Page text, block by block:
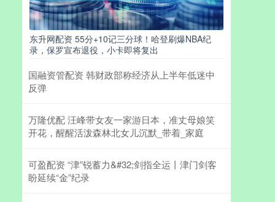
东升网配资 55分+10记三分球！哈登刷爆NBA纪
录，保罗宣布退役，小卡即将复出
国融资管配资 韩财政部称经济从上半年低迷中
反弹
万隆优配 汪峰带女友一家游日本，准丈母娘笑
开花，醒醒活泼森林北女儿沉默_带着_家庭
可盈配资 “津”锐蓄力&#32;剑指全运丨津门剑客
盼延续“金”纪录